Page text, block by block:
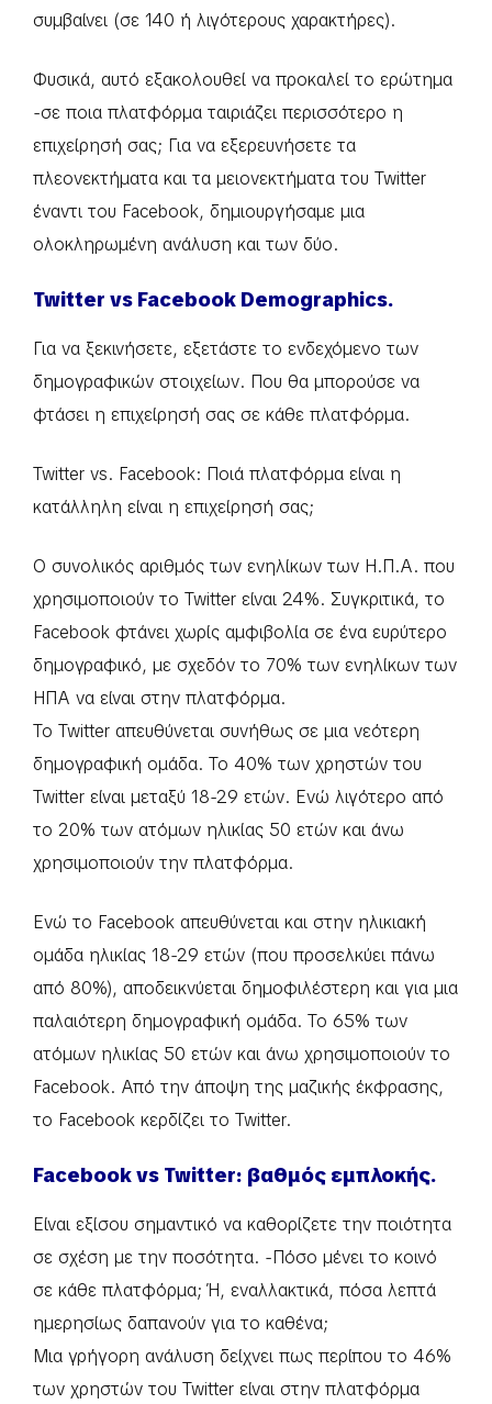
συμβαίνει (σε 140 ή λιγότερους χαρακτήρες).
Φυσικά, αυτό εξακολουθεί να προκαλεί το ερώτημα
-σε ποια πλατφόρμα ταιριάζει περισσότερο η
επιχείρησή σας; Για να εξερευνήσετε τα
πλεονεκτήματα και τα μειονεκτήματα του Twitter
έναντι του Facebook, δημιουργήσαμε μια
ολοκληρωμένη ανάλυση και των δύο.
Twitter vs Facebook Demographics.
Για να ξεκινήσετε, εξετάστε το ενδεχόμενο των
δημογραφικών στοιχείων. Που θα μπορούσε να
φτάσει η επιχείρησή σας σε κάθε πλατφόρμα.
Twitter vs. Facebook: Ποιά πλατφόρμα είναι η
κατάλληλη είναι η επιχείρησή σας;
Ο συνολικός αριθμός των ενηλίκων των Η.Π.Α. που
χρησιμοποιούν το Twitter είναι 24%. Συγκριτικά, το
Facebook φτάνει χωρίς αμφιβολία σε ένα ευρύτερο
δημογραφικό, με σχεδόν το 70% των ενηλίκων των
ΗΠΑ να είναι στην πλατφόρμα.
Το Twitter απευθύνεται συνήθως σε μια νεότερη
δημογραφική ομάδα. Το 40% των χρηστών του
Twitter είναι μεταξύ 18-29 ετών. Ενώ λιγότερο από
το 20% των ατόμων ηλικίας 50 ετών και άνω
χρησιμοποιούν την πλατφόρμα.
Ενώ το Facebook απευθύνεται και στην ηλικιακή
ομάδα ηλικίας 18-29 ετών (που προσελκύει πάνω
από 80%), αποδεικνύεται δημοφιλέστερη και για μια
παλαιότερη δημογραφική ομάδα. Το 65% των
ατόμων ηλικίας 50 ετών και άνω χρησιμοποιούν το
Facebook. Από την άποψη της μαζικής έκφρασης,
το Facebook κερδίζει το Twitter.
Facebook vs Twitter: βαθμός εμπλοκής.
Είναι εξίσου σημαντικό να καθορίζετε την ποιότητα
σε σχέση με την ποσότητα. -Πόσο μένει το κοινό
σε κάθε πλατφόρμα; Ή, εναλλακτικά, πόσα λεπτά
ημερησίως δαπανούν για το καθένα;
Μια γρήγορη ανάλυση δείχνει πως περίπου το 46%
των χρηστών του Twitter είναι στην πλατφόρμα